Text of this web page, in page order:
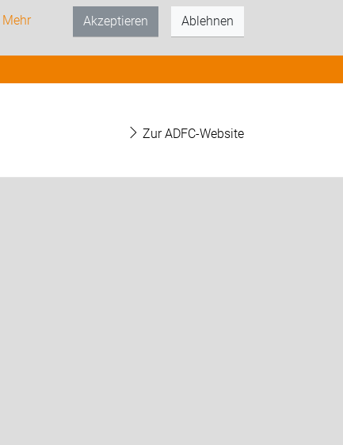
Mehr
Akzeptieren Ablehnen
Zur ADFC-Website